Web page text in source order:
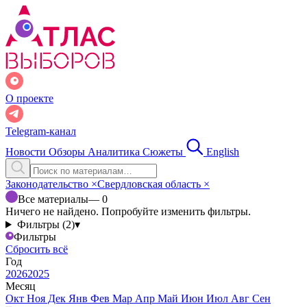
О проекте
Telegram-канал
Новости Обзоры Аналитика Сюжеты English
Законодательство ×Свердловская область ×
Все материалы— 0
Ничего не найдено. Попробуйте изменить фильтры.
Фильтры (2)▾
Фильтры
Сбросить всё
Год
20262025
Месяц
Окт Ноя Дек Янв Фев Мар Апр Май Июн Июл Авг Сен